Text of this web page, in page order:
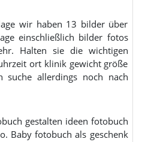
wir haben 13 bilder über
einschließlich bilder fotos
Halten sie die wichtigen
ort klinik gewicht größe
suche allerdings noch nach
gestalten ideen fotobuch
Baby fotobuch als geschenk